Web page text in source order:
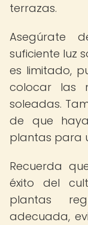
terrazas.
Asegúrate
suficiente luz
es limitado,
colocar las
soleadas.
de que
plantas para
Recuerda
éxito del
plantas
adecuada,